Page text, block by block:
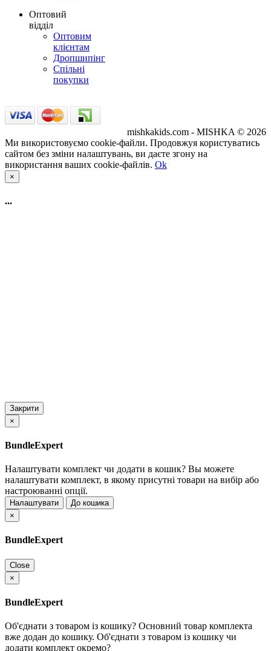
Оптовий
відділ
Оптовим
клієнтам
Дропшипінг
Спільні
покупки
mishkakids.com - MISHKA © 2026
Ми використовуємо cookie-файли. Продовжуя користуватись
сайтом без зміни налаштувань, ви даєте згону на
використання ваших cookie-файлів. Ok
×
...
Закрити
×
BundleExpert
Налаштувати комплект чи додати в кошик? Вы можете
налаштувати комплект, в якому присутні товари на вибір або
настроюванні опції.
Налаштувати
До кошика
×
BundleExpert
Close
×
BundleExpert
Об'єднати з товаром із кошику? Основний товар комплекта
вже додан до кошику. Об'єднати з товаром із кошику чи
додати комплект окремо?